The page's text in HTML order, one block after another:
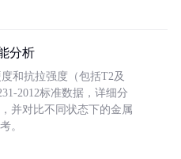
分析
和抗拉强度（包括T2及
2012标准数据，详细分
并对比不同状态下的金属
。